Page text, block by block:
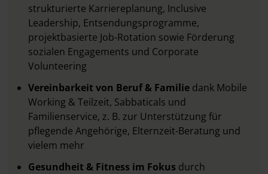
strukturierte Karriereplanung, Inclusive
Leadership, Entsendungsprogramme,
projektbasierte Job-Rotation sowie Förderung
sozialen Engagements und Corporate
Volunteering
Vereinbarkeit von Beruf & Familie dank Mobile
Working & Teilzeit, Sabbaticals und
Familienservice, z. B. zur Unterstützung für
pflegende Angehörige, Elternzeit-Beratung und
vielem mehr
Gesundheit & Fitness im Fokus durch